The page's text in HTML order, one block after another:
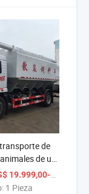
de
de un
con
granel
19.999,00-59.000,00
1 Pieza